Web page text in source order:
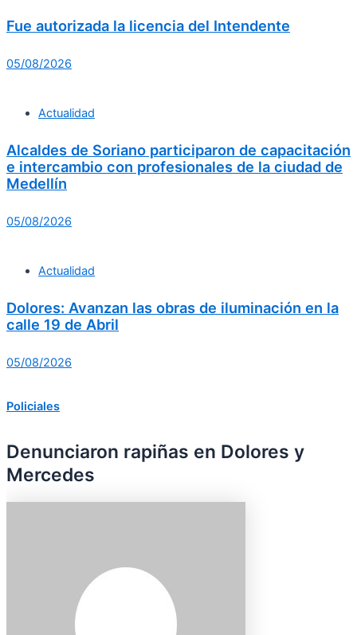
Fue autorizada la licencia del Intendente
05/08/2026
Actualidad
Alcaldes de Soriano participaron de capacitación
e intercambio con profesionales de la ciudad de
Medellín
05/08/2026
Actualidad
Dolores: Avanzan las obras de iluminación en la
calle 19 de Abril
05/08/2026
Policiales
Denunciaron rapiñas en Dolores y
Mercedes